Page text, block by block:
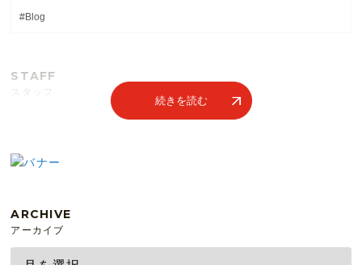
#Blog
STAFF
スタッフ
続きを読む
ARCHIVE
アーカイブ